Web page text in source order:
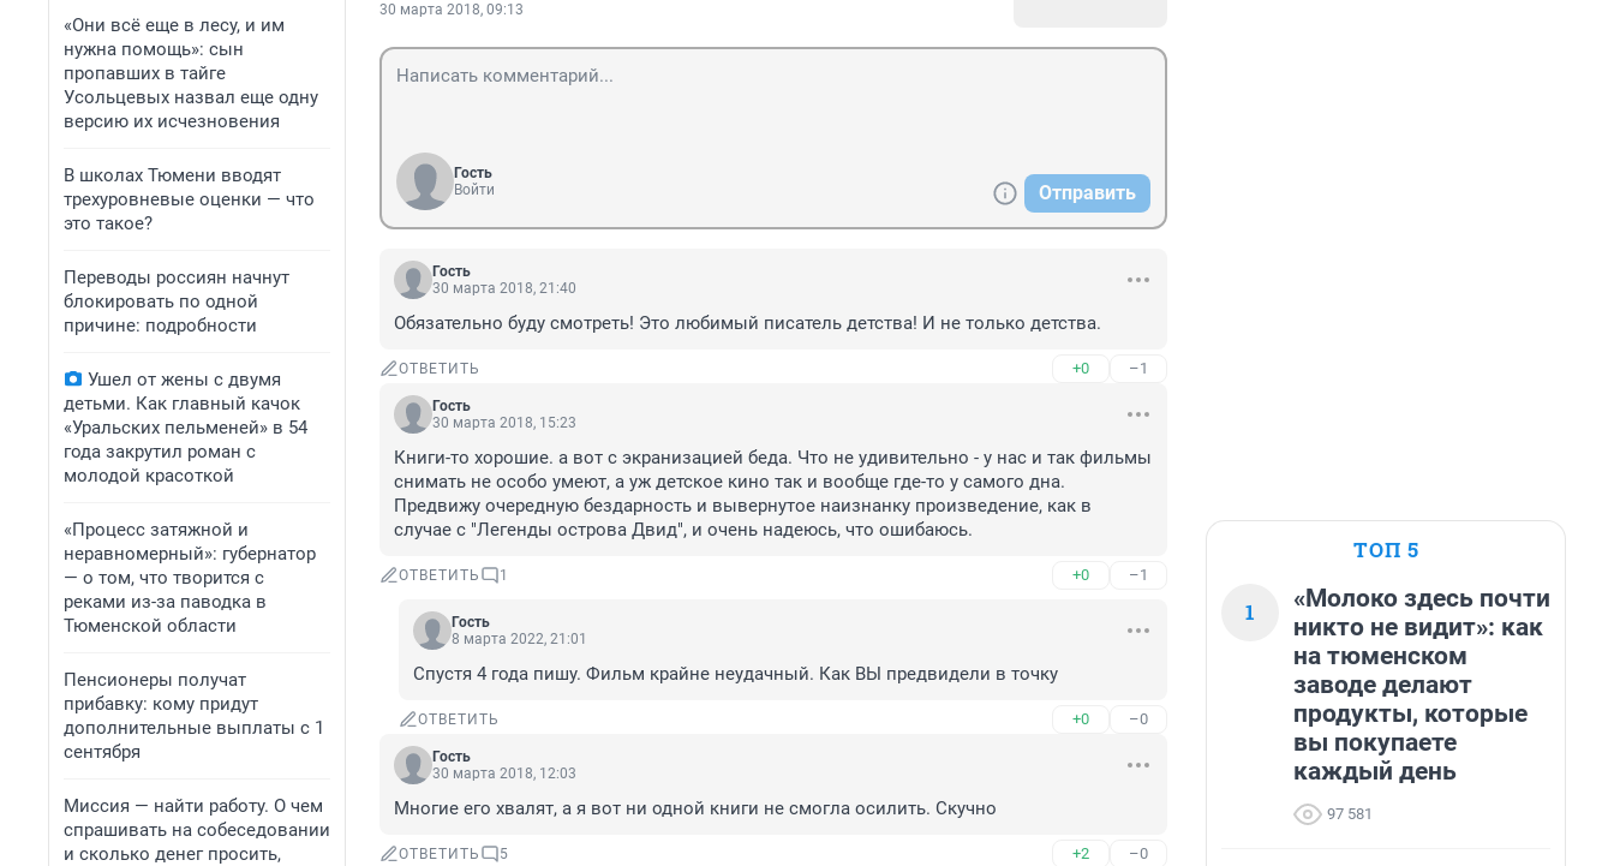
«Они всё еще в лесу, и им
нужна помощь»: сын
пропавших в тайге
Усольцевых назвал еще одну
версию их исчезновения
В школах Тюмени вводят
трехуровневые оценки — что
это такое?
Переводы россиян начнут
блокировать по одной
причине: подробности
Ушел от жены с двумя
детьми. Как главный качок
«Уральских пельменей» в 54
года закрутил роман с
молодой красоткой
«Процесс затяжной и
неравномерный»: губернатор
— о том, что творится с
реками из-за паводка в
Тюменской области
Пенсионеры получат
прибавку: кому придут
дополнительные выплаты с 1
сентября
Миссия — найти работу. О чем
спрашивать на собеседовании
и сколько денег просить,
30 марта 2018, 09:13
Гость
Войти
Отправить
Гость
30 марта 2018, 21:40
Обязательно буду смотреть! Это любимый писатель детства! И не только детства.
ОТВЕТИТЬ +0 –1
Гость
30 марта 2018, 15:23
Книги-то хорошие. а вот с экранизацией беда. Что не удивительно - у нас и так фильмы
снимать не особо умеют, а уж детское кино так и вообще где-то у самого дна.
Предвижу очередную бездарность и вывернутое наизнанку произведение, как в
случае с "Легенды острова Двид", и очень надеюсь, что ошибаюсь.
ОТВЕТИТЬ 1 +0 –1
Гость
8 марта 2022, 21:01
Спустя 4 года пишу. Фильм крайне неудачный. Как ВЫ предвидели в точку
ОТВЕТИТЬ +0 –0
Гость
30 марта 2018, 12:03
Многие его хвалят, а я вот ни одной книги не смогла осилить. Скучно
ОТВЕТИТЬ 5 +2 –0
ТОП 5
1
«Молоко здесь почти
никто не видит»: как
на тюменском
заводе делают
продукты, которые
вы покупаете
каждый день
97 581